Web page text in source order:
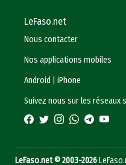
LeFaso.net
Nous contacter
Nos applications mobiles
Android
|iPhone
Suivez nous sur les réseaux
LeFaso.net © 2003-2026